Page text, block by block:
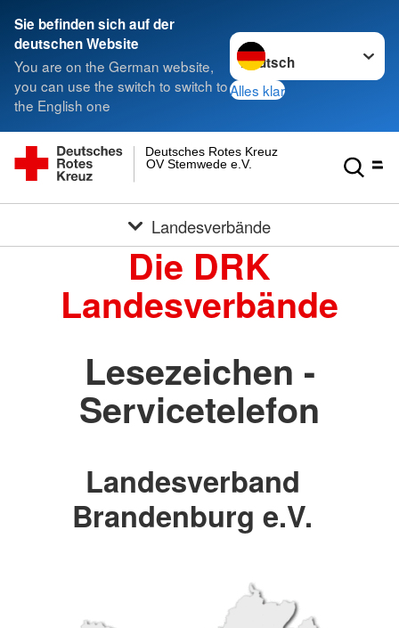
Sie befinden sich auf der
deutschen Website
You are on the German website,
you can use the switch to switch to
the English one
Sprache wechseln zu
Alles klar
OV Stemwede e.V.
Deutsches Rotes Kreuz
Landesverbände
Die DRK
Landesverbände
Lesezeichen -
Servicetelefon
Landesverband
Brandenburg e.V.